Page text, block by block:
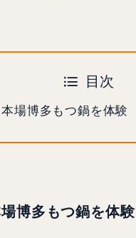
目次
場博多もつ鍋を体験
博多もつ鍋を体験